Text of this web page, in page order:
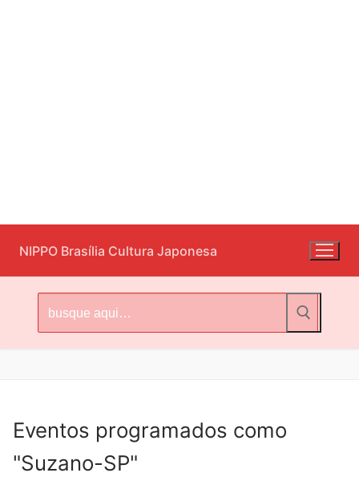
para
o
conteúdo
NIPPO Brasília Cultura Japonesa
por:
Eventos programados como
"Suzano-SP"